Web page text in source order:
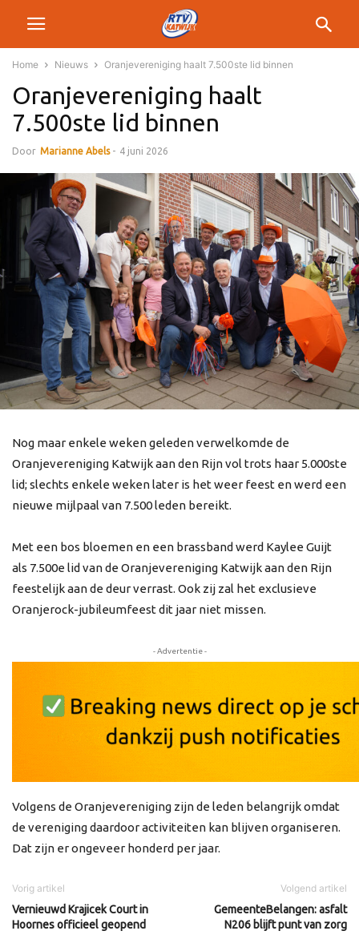
Home Nieuws Oranjevereniging haalt 7.500ste lid binnen
Oranjevereniging haalt
7.500ste lid binnen
Door Marianne Abels - 4 juni 2026
Nog maar enkele weken geleden verwelkomde de
Oranjevereniging Katwijk aan den Rijn vol trots haar 5.000ste
lid; slechts enkele weken later is het weer feest en werd een
nieuwe mijlpaal van 7.500 leden bereikt.
Met een bos bloemen en een brassband werd Kaylee Guijt
als 7.500e lid van de Oranjevereniging Katwijk aan den Rijn
feestelijk aan de deur verrast. Ook zij zal het exclusieve
Oranjerock-jubileumfeest dit jaar niet missen.
- Advertentie -
Volgens de Oranjevereniging zijn de leden belangrijk omdat
de vereniging daardoor activiteiten kan blijven organiseren.
Dat zijn er ongeveer honderd per jaar.
Vorig artikel
Vernieuwd Krajicek Court in
Hoornes officieel geopend
Volgend artikel
GemeenteBelangen: asfalt
N206 blijft punt van zorg